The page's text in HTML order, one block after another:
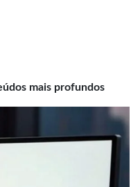
mais profundos